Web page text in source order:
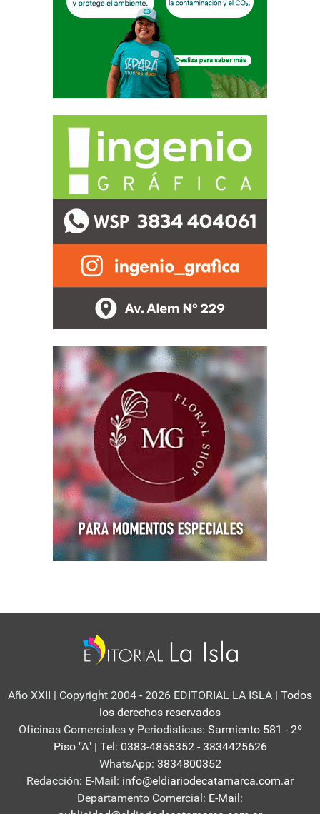
Año XXII | Copyright 2004 - 2026 EDITORIAL LA ISLA | Todos
los derechos reservados
Oficinas Comerciales y Periodisticas: Sarmiento 581 - 2º
Piso "A" | Tel: 0383-4855352 - 3834425626
WhatsApp: 3834800352
Redacción: E-Mail: info@eldiariodecatamarca.com.ar
Departamento Comercial: E-Mail: